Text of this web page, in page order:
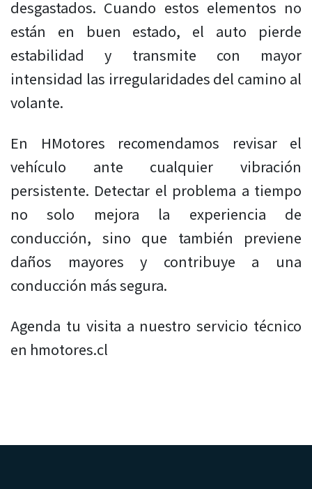
desgastados. Cuando estos elementos no
están en buen estado, el auto pierde
estabilidad y transmite con mayor
intensidad las irregularidades del camino al
volante.
En HMotores recomendamos revisar el
vehículo ante cualquier vibración
persistente. Detectar el problema a tiempo
no solo mejora la experiencia de
conducción, sino que también previene
daños mayores y contribuye a una
conducción más segura.
Agenda tu visita a nuestro servicio técnico
en hmotores.cl